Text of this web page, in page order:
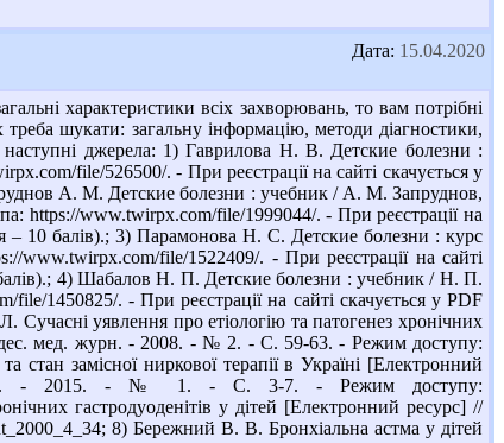
Дата: 15.04.2020
характеристики всіх захворювань, то вам потрібні
шукати: загальну інформацію, методи діагностики,
джерела: 1) Гаврилова Н. В. Детские болезни :
file/526500/. - При реєстрації на сайті скачується у
А. М. Детские болезни : учебник / А. М. Запруднов,
www.twirpx.com/file/1999044/. - При реєстрації на
– 10 балів).; 3) Парамонова Н. С. Детские болезни : курс
file/1522409/. - При реєстрації на сайті
балів).; 4) Шабалов Н. П. Детские болезни : учебник / Н. П.
1450825/. - При реєстрації на сайті скачується у PDF
Сучасні уявлення про етіологію та патогенез хронічних
мед. журн. - 2008. - № 2. - С. 59-63. - Режим доступу:
замісної ниркової терапії в Україні [Електронний
- 2015. - № 1. - С. 3-7. - Режим доступу:
гастродуоденітів у дітей [Електронний ресурс] //
8) Бережний В. В. Бронхіальна астма у дітей